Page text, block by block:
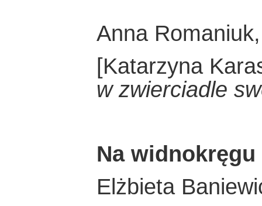
Anna
[Katarzyna
w zwierciadle
Na widnokręgu
Elżbieta